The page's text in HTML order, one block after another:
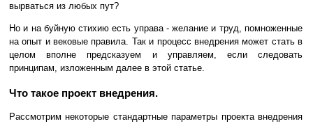
вырваться из любых пут?
Но и на буйную стихию есть управа - желание и труд, помноженные
на опыт и вековые правила. Так и процесс внедрения может стать в
целом вполне предсказуем и управляем, если следовать
принципам, изложенным далее в этой статье.
Что такое проект внедрения.
Рассмотрим некоторые стандартные параметры проекта внедрения